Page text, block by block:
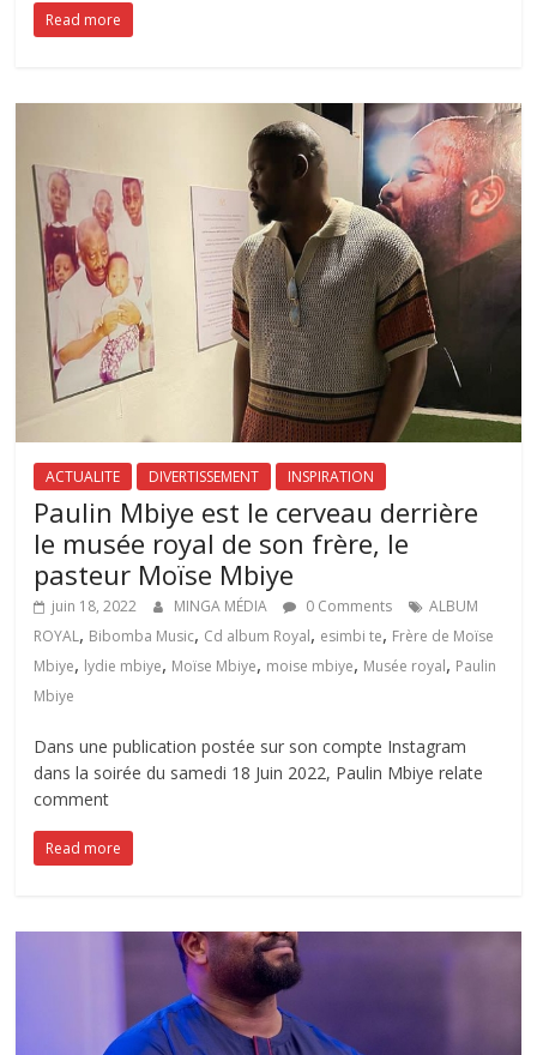
Read more
ACTUALITE DIVERTISSEMENT INSPIRATION
Paulin Mbiye est le cerveau derrière
le musée royal de son frère, le
pasteur Moïse Mbiye
juin 18, 2022 MINGA MÉDIA 0 Comments
ALBUM
ROYAL, Bibomba Music, Cd album Royal, esimbi te, Frère de Moïse
Mbiye, lydie mbiye, Moïse Mbiye, moise mbiye, Musée royal, Paulin
Mbiye
Dans une publication postée sur son compte Instagram
dans la soirée du samedi 18 Juin 2022, Paulin Mbiye relate
comment
Read more